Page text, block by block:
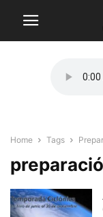
Home Tags